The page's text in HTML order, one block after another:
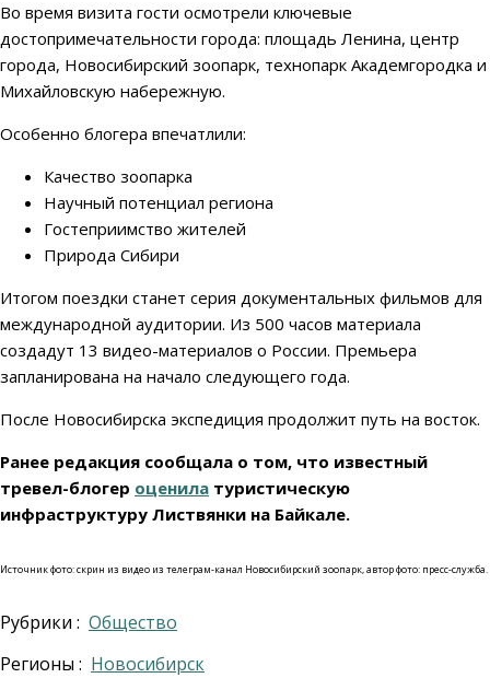
Во время визита гости осмотрели ключевые
достопримечательности города: площадь Ленина, центр
города, Новосибирский зоопарк, технопарк Академгородка и
Михайловскую набережную.
Особенно блогера впечатлили:
Качество зоопарка
Научный потенциал региона
Гостеприимство жителей
Природа Сибири
Итогом поездки станет серия документальных фильмов для
международной аудитории. Из 500 часов материала
создадут 13 видео-материалов о России. Премьера
запланирована на начало следующего года.
После Новосибирска экспедиция продолжит путь на восток.
Ранее редакция сообщала о том, что известный
тревел-блогер оценила туристическую
инфраструктуру Листвянки на Байкале.
Источник фото: скрин из видео из телеграм-канал Новосибирский зоопарк, автор фото: пресс-служба.
Рубрики :
Общество
Регионы :
Новосибирск